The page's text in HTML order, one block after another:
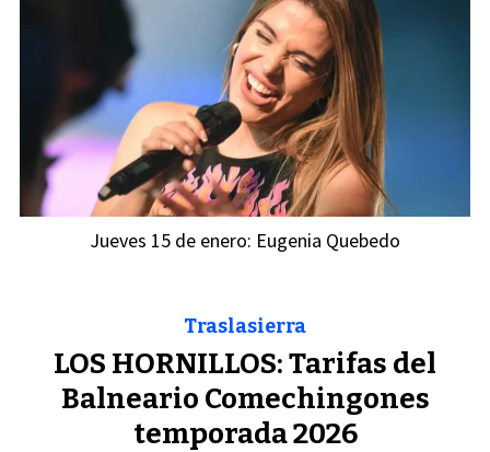
Jueves 15 de enero: Eugenia Quebedo
LOS HORNILLOS: Tarifas del
Balneario Comechingones
temporada 2026
Traslasierra